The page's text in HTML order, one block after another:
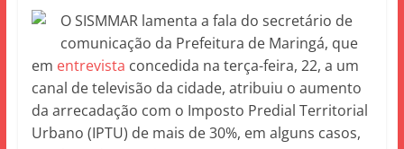
O SISMMAR lamenta a fala do secretário de
comunicação da Prefeitura de Maringá, que
em entrevista concedida na terça-feira, 22, a um
canal de televisão da cidade, atribuiu o aumento
da arrecadação com o Imposto Predial Territorial
Urbano (IPTU) de mais de 30%, em alguns casos,